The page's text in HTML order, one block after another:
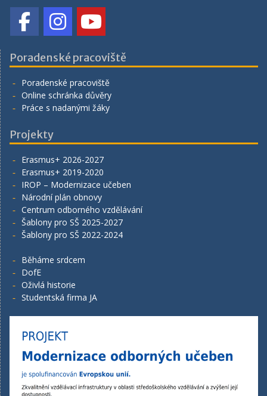
Poradenské pracoviště
Poradenské pracoviště
Online schránka důvěry
Práce s nadanými žáky
Projekty
Erasmus+ 2026-2027
Erasmus+ 2019-2020
IROP – Modernizace učeben
Národní plán obnovy
Centrum odborného vzdělávání
Šablony pro SŠ 2025-2027
Šablony pro SŠ 2022-2024
Běháme srdcem
DofE
Oživlá historie
Studentská firma JA